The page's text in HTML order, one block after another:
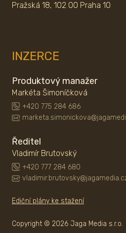
Pražská 18, 102 00 Praha 10
INZERCE
Produktový manažer
Markéta Šimoníčková
+420 775 284 686
Ředitel
Vladimír Brutovský
+420 777 284 680
Ediční plány ke stažení
Copyright © 2026 Jaga Media s.r.o.